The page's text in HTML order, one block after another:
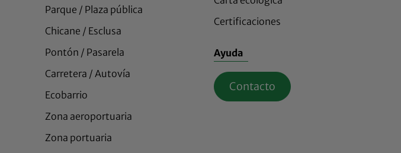
Parque / Plaza pública
Chicane / Esclusa
Pontón / Pasarela
Carretera / Autovía
Ecobarrio
Zona aeroportuaria
Zona portuaria
Certificaciones
Ayuda
Contacto